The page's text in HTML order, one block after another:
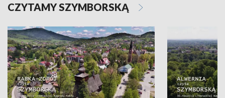
CZYTAMY SZYMBORSKĄ